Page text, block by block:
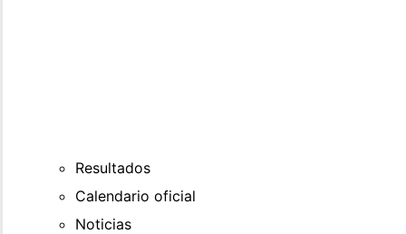
Resultados
Calendario oficial
Noticias